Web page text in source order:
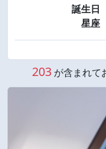
誕生日
星座
203が含まれて